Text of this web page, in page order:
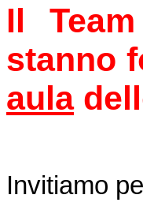
Il
stanno
aula
Invitiamo